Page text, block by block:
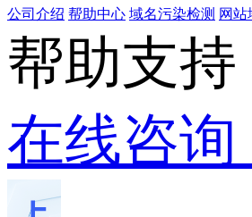
公司介绍 帮助中心 域名污染检测 网站
帮助支持
在线咨询